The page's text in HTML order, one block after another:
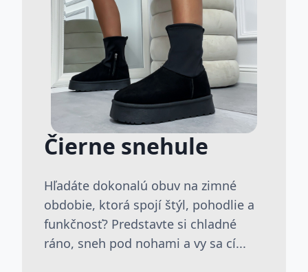
Čierne snehule
Hľadáte dokonalú obuv na zimné
obdobie, ktorá spojí štýl, pohodlie a
funkčnosť? Predstavte si chladné
ráno, sneh pod nohami a vy sa cí...